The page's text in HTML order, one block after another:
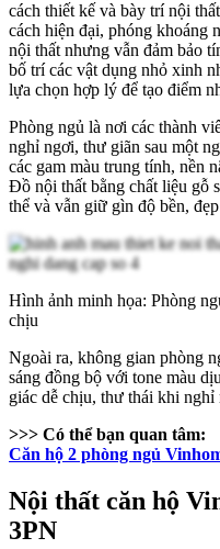
cách thiết kế và bày trí nội
cách hiện đại, phóng khoáng
nội thất nhưng vẫn đảm bảo
bố trí các vật dụng nhỏ xinh
lựa chọn hợp lý để tạo điểm
Phòng ngủ là nơi các thành
nghỉ ngơi, thư giãn sau một
các gam màu trung tính, nền
Đồ nội thất bằng chất liệu gỗ
thể và vẫn giữ gìn độ bền,
Hình ảnh minh họa: Phòng
chịu
Ngoài ra, không gian phòng
sáng đồng bộ với tone màu
giác dễ chịu, thư thái khi nghỉ
>>> Có thể bạn quan tâm:
Căn hộ 2 phòng ngủ
Nội thất căn hộ
3PN